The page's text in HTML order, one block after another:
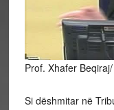
Prof. Xhafer Beqiraj/
Si dëshmitar në